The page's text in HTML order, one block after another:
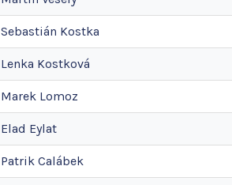
Sebastián Kostka
Lenka Kostková
Marek Lomoz
Elad Eylat
Patrik Calábek